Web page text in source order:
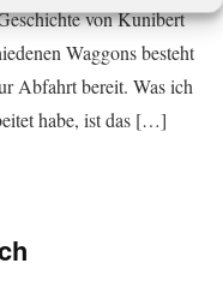
von Kunibert
Waggons besteht
Abfahrt bereit. Was ich
habe, ist das […]